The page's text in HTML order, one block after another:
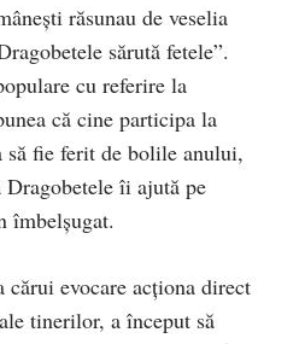
răsunau de veselia
sărută fetele”.
cu referire la
că cine participa la
să fie ferit de bolile anului,
îi ajută pe
îmbelşugat.
cărui evocare acţiona direct
tinerilor, a început să